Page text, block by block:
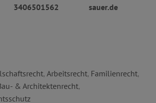
3406501562
sauer.de
, Arbeitsrecht, Familienrecht,
& Architektenrecht,